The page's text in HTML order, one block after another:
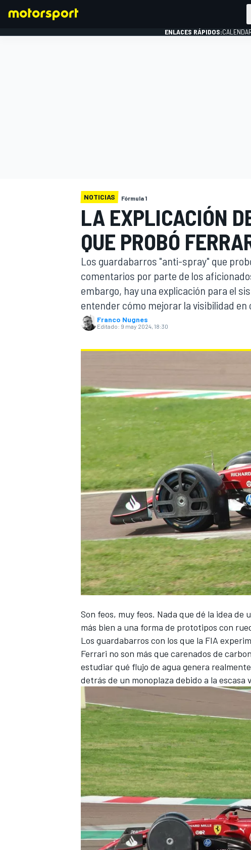
INDYCAR
MOTOGP
NASCAR CUP
FÓRMULA E
WRC
ENLACES RÁPIDOS:
NOTICIAS Fórmula 1
LA EXPLICACIÓN
QUE PROBÓ
Los guardabarros "anti-spray" que
comentarios por parte de los
embargo, hay una explicación para el
entender cómo mejorar la visibilidad en
Franco Nugnes
Editado: 9 may 2024, 18:30
Son feos, muy feos. Nada que dé la idea de
más bien a una forma de prototipos con
Los guardabarros con los que la FIA
Ferrari no son más que carenados de
estudiar qué flujo de agua genera
detrás de un monoplaza debido a la escasa